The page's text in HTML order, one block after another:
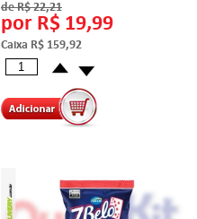
de R$ 22,21
por R$ 19,99
Caixa R$ 159,92